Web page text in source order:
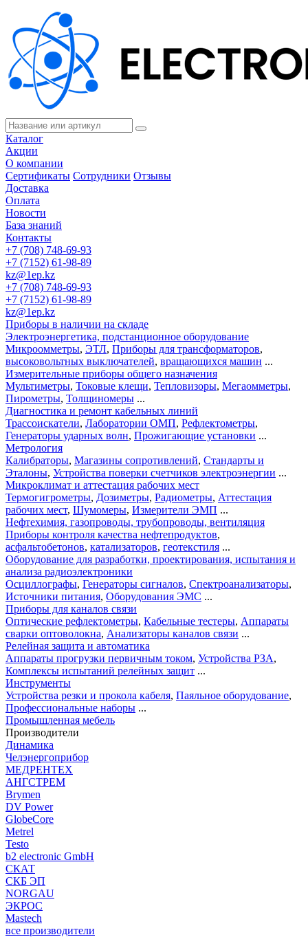
Каталог
Акции
О компании
Сертификаты Сотрудники Отзывы
Доставка
Оплата
Новости
База знаний
Контакты
+7 (708) 748-69-93
+7 (7152) 61-98-89
kz@1ep.kz
+7 (708) 748-69-93
+7 (7152) 61-98-89
kz@1ep.kz
Приборы в наличии на складе
Электроэнергетика, подстанционное оборудование
Микроомметры, ЭТЛ, Приборы для трансформаторов,
высоковольтных выключателей, вращающихся машин ...
Измерительные приборы общего назначения
Мультиметры, Токовые клещи, Тепловизоры, Мегаомметры,
Пирометры, Толщиномеры ...
Диагностика и ремонт кабельных линий
Трассоискатели, Лаборатории ОМП, Рефлектометры,
Генераторы ударных волн, Прожигающие установки ...
Метрология
Калибраторы, Магазины сопротивлений, Стандарты и
Эталоны, Устройства поверки счетчиков электроэнергии ...
Микроклимат и аттестация рабочих мест
Термогигрометры, Дозиметры, Радиометры, Аттестация
рабочих мест, Шумомеры, Измерители ЭМП ...
Нефтехимия, газопроводы, трубопроводы, вентиляция
Приборы контроля качества нефтепродуктов,
асфальтобетонов, катализаторов, геотекстиля ...
Оборудование для разработки, проектирования, испытания и
анализа радиоэлектроники
Осциллографы, Генераторы сигналов, Спектроанализаторы,
Источники питания, Оборудования ЭМС ...
Приборы для каналов связи
Оптические рефлектометры, Кабельные тестеры, Аппараты
сварки оптоволокна, Анализаторы каналов связи ...
Релейная защита и автоматика
Аппараты прогрузки первичным током, Устройства РЗА,
Комплексы испытаний релейных защит ...
Инструменты
Устройства резки и прокола кабеля, Паяльное оборудование,
Профессиональные наборы ...
Промышленная мебель
Производители
Динамика
Челэнергоприбор
МЕДРЕНТЕХ
АНГСТРЕМ
Brymen
DV Power
GlobeCore
Metrel
Testo
b2 electronic GmbH
СКАТ
СКБ ЭП
NORGAU
ЭКРОС
Mastech
все производители